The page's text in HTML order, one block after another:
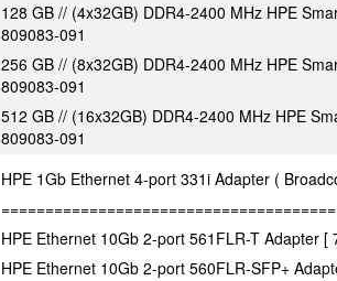
128 GB // (4x32GB) DDR4-2400 MHz HPE
809083-091
256 GB // (8x32GB) DDR4-2400 MHz HPE
809083-091
512 GB // (16x32GB) DDR4-2400 MHz HPE
809083-091
HPE 1Gb Ethernet 4-port 331i Adapter (
HPE Ethernet 10Gb 2-port 561FLR-T Adapter
HPE Ethernet 10Gb 2-port 560FLR-SFP+